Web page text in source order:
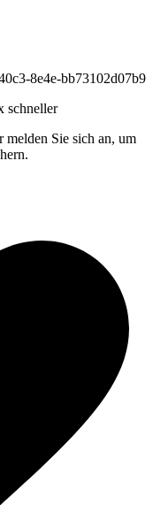
8e4e-bb73102d07b9
schneller
melden Sie sich an, um